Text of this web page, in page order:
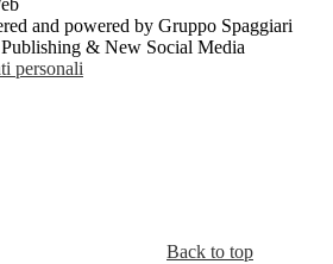
and powered by Gruppo Spaggiari
& New Social Media
personali
Back to top